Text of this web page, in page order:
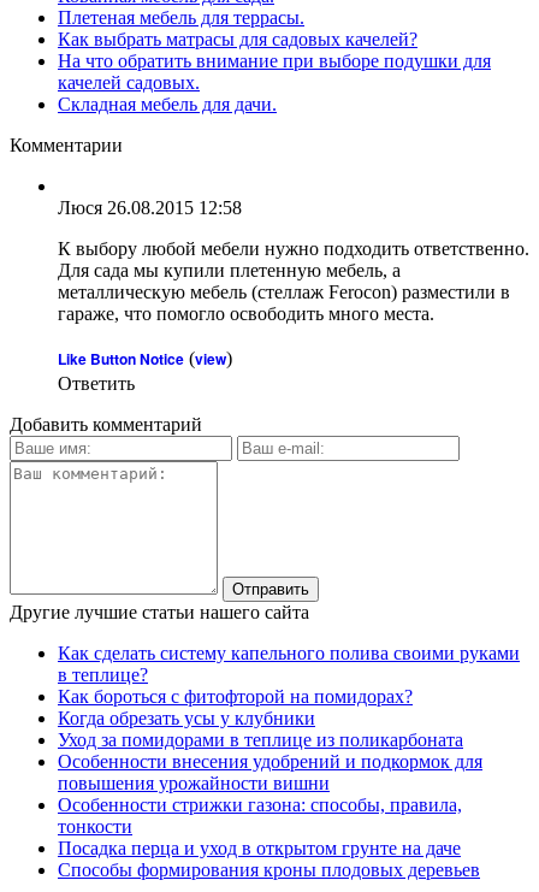
Плетеная мебель для террасы.
Как выбрать матрасы для садовых качелей?
На что обратить внимание при выборе подушки для
качелей садовых.
Складная мебель для дачи.
Комментарии
Люся 26.08.2015 12:58
К выбору любой мебели нужно подходить ответственно.
Для сада мы купили плетенную мебель, а
металлическую мебель (стеллаж Ferocon) разместили в
гараже, что помогло освободить много места.
Like Button Notice (view)
Ответить
Добавить комментарий
Другие лучшие статьи нашего сайта
Как сделать систему капельного полива своими руками
в теплице?
Как бороться с фитофторой на помидорах?
Когда обрезать усы у клубники
Уход за помидорами в теплице из поликарбоната
Особенности внесения удобрений и подкормок для
повышения урожайности вишни
Особенности стрижки газона: способы, правила,
тонкости
Посадка перца и уход в открытом грунте на даче
Способы формирования кроны плодовых деревьев